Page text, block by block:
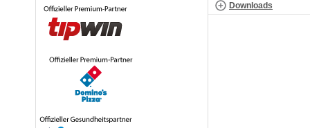
Downloads